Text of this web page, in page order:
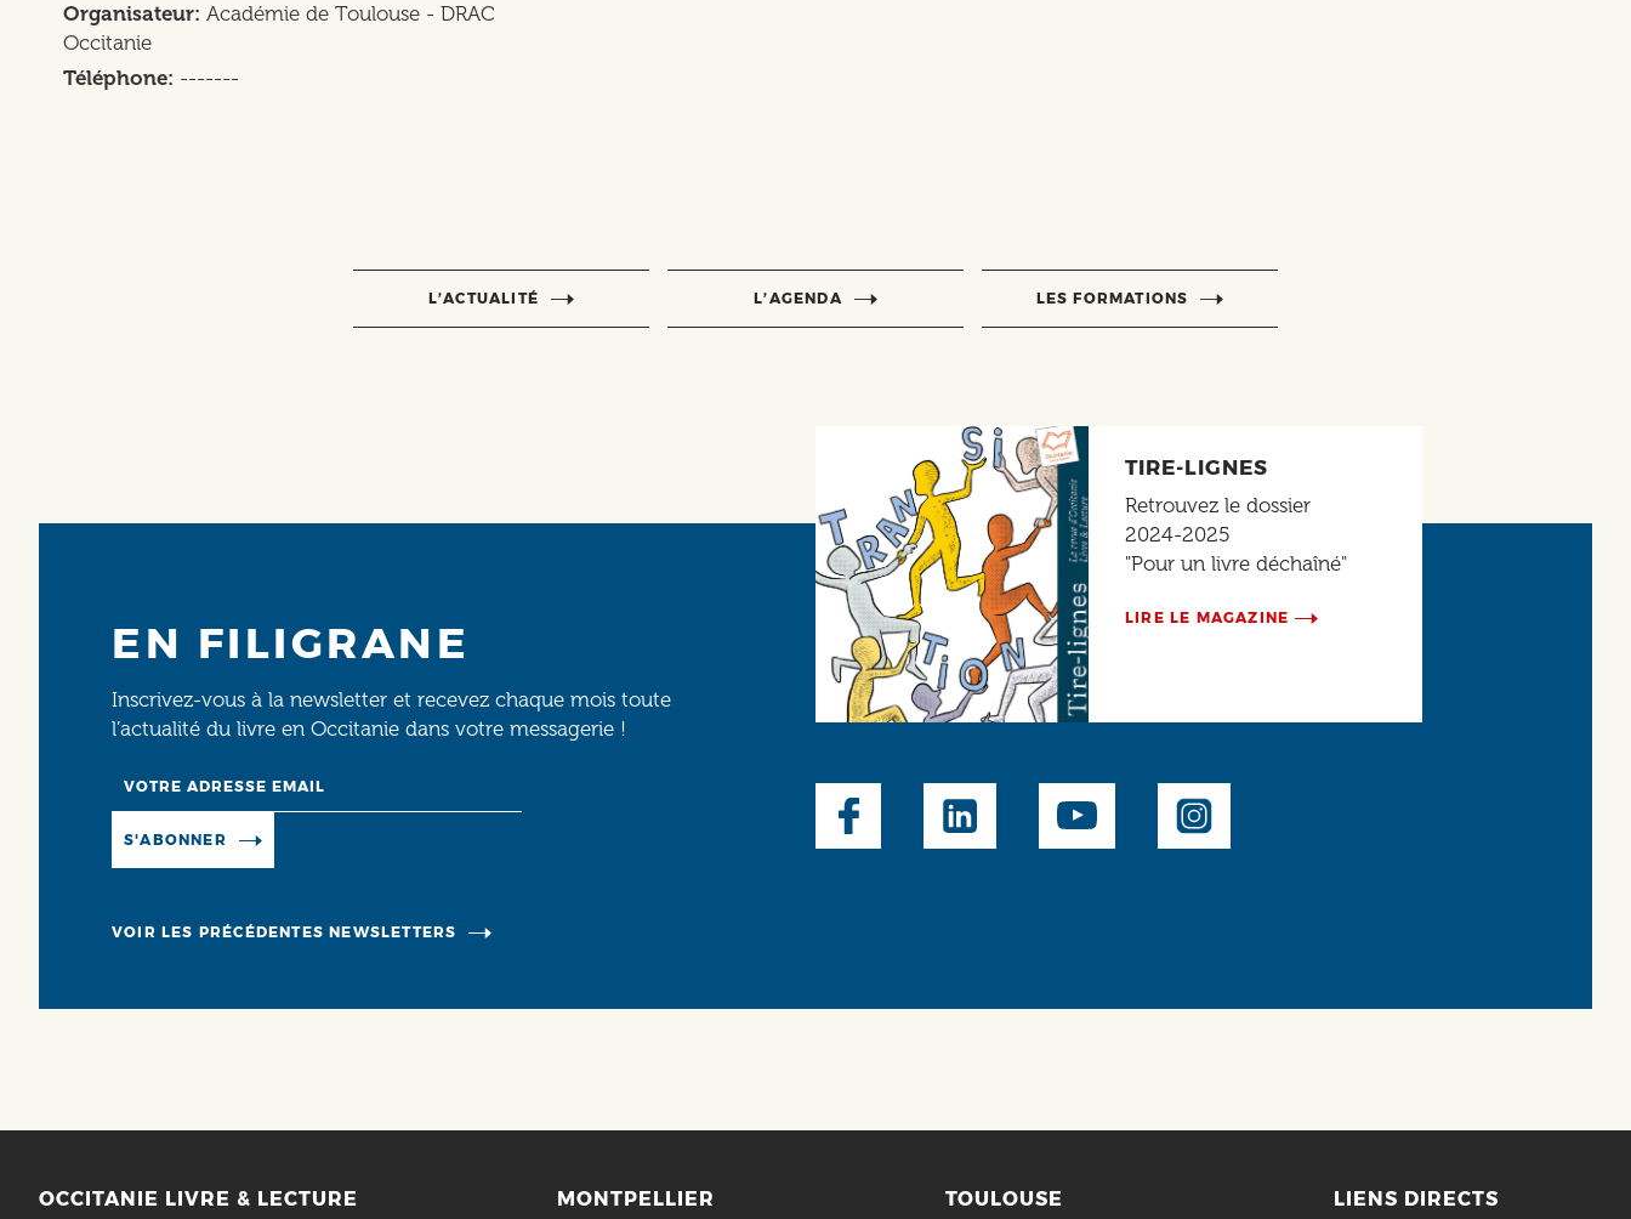
Organisateur Académie de Toulouse - DRAC
Occitanie
Téléphone -------
L’ACTUALITÉ L’AGENDA LES FORMATIONS
EN FILIGRANE
Inscrivez-vous à la newsletter et recevez chaque mois toute
l’actualité du livre en Occitanie dans votre messagerie !
S'ABONNER
VOIR LES PRÉCÉDENTES NEWSLETTERS
TIRE-LIGNES
Retrouvez le dossier
2024-2025
"Pour un livre déchaîné"
LIRE LE MAGAZINE
Social
OCCITANIE LIVRE & LECTURE MONTPELLIER TOULOUSE LIENS DIRECTS